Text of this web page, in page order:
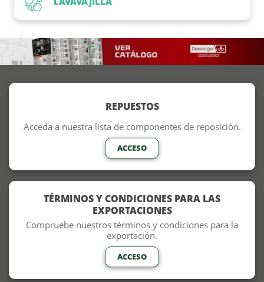
REPUESTOS
Acceda a nuestra lista de componentes de reposición.
ACCESO
TÉRMINOS Y CONDICIONES PARA LAS
EXPORTACIONES
Compruebe nuestros términos y condiciones para la
exportación.
ACCESO